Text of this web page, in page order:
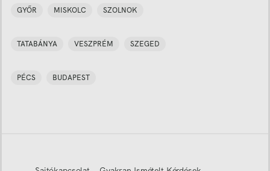
GYŐR MISKOLC SZOLNOK
TATABÁNYA VESZPRÉM SZEGED
PÉCS BUDAPEST